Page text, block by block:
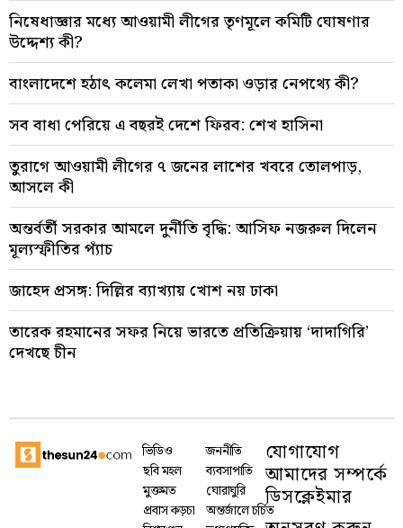
নিষেধাজ্ঞার মধ্যে আওয়ামী লীগের তৃণমূলে কমিটি ঘোষণার
উদ্দেশ্য কী?
বাংলাদেশে হঠাৎ কলেমা লেখা পতাকা ওড়ার নেপথ্যে কী?
সব বাধা পেরিয়ে এ বছরই দেশে ফিরব: শেখ হাসিনা
তুরাগে আওয়ামী লীগের ৭ জনের লাশের খবরে তোলপাড়,
আসলে কী
অন্তর্বর্তী সরকার আমলে দুর্নীতি বৃদ্ধি: আসিফ নজরুল দিলেন
মূল্যস্ফীতির প্যাঁচ
জাহেদ প্রসঙ্গ: দিল্লির ব্যাখ্যায় খোশ নয় ঢাকা
তারেক রহমানের সফর নিয়ে ভারতে প্রতিক্রিয়ায় ‘দাদাগিরি’
দেখছে চীন
ভিডিও
ছবি মহল
মুক্তমত
প্রবাস কড়চা
জননীতি
ব্যবসাপাতি
ঘোরাঘুরি
অন্তর্জালে চর্চিত
যোগাযোগ
আমাদের সম্পর্কে
ডিসক্লেইমার